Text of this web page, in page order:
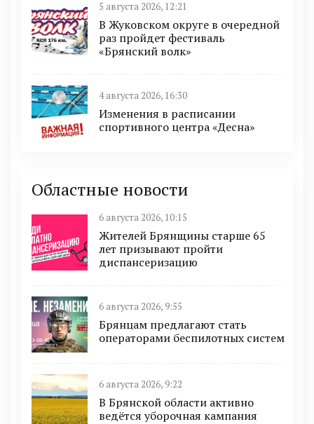
5 августа 2026, 12:21
В Жуковском округе в очередной
раз пройдет фестиваль
«Брянский волк»
4 августа 2026, 16:30
Изменения в расписании
спортивного центра «Десна»
Областные новости
6 августа 2026, 10:15
Жителей Брянщины старше 65
лет призывают пройти
диспансеризацию
6 августа 2026, 9:55
Брянцам предлагают стать
оперaторами бeспилотных систeм
6 августа 2026, 9:22
В Брянской области активно
ведётся уборочная кампания